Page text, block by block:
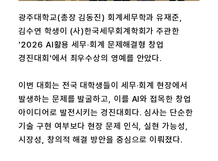
광주대학교(총장 김동진) 회계세무학과 유재준,
김수연 학생이 (사)한국세무회계학회가 주관한
'2026 AI활용 세무·회계 문제해결형 창업
경진대회'에서 최우수상의 영예를 안았다.
이번 대회는 전국 대학생들이 세무·회계 현장에서
발생하는 문제를 발굴하고, 이를 AI와 접목한 창업
아이디어로 발전시키는 경진대회다. 심사는 단순한
기술 구현 여부보다 현장 문제 인식, 실현 가능성,
시장성, 창의적 해결 방안을 중심으로 이뤄졌다.